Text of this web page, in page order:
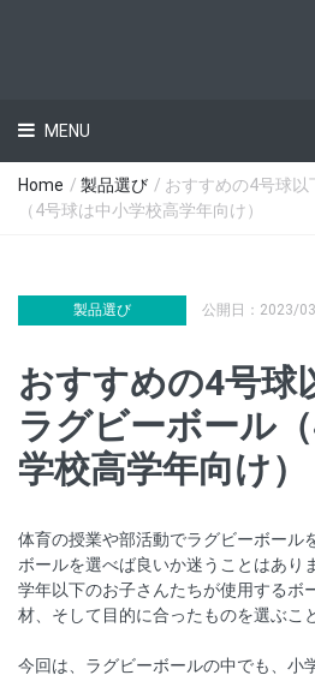
MENU
Home / 製品選び / おすすめの4号球
（4号球は中小学校高学年向け）
製品選び 公開日：2023/
おすすめの4号球
ラグビーボール
学校高学年向け）
体育の授業や部活動でラグビーボール
ボールを選べば良いか迷うことはあり
学年以下のお子さんたちが使用するボ
材、そして目的に合ったものを選ぶこ
今回は、ラグビーボールの中でも、小